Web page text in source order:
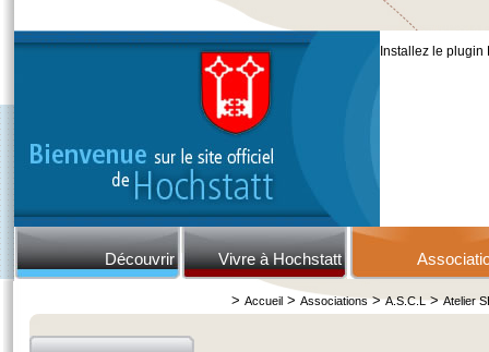
Installez le
Découvrir Vivre à Hochstatt
> Accueil> Associations>A.S.C.L>Atelier